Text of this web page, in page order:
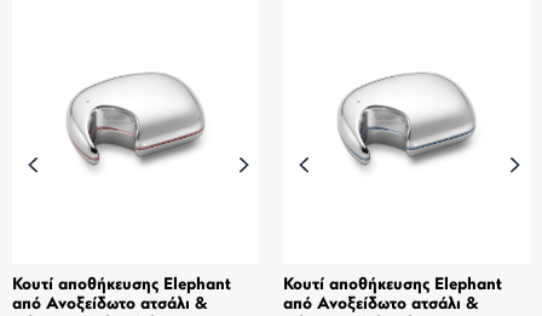
Κουτί αποθήκευσης Elephant
από Ανοξείδωτο ατσάλι &
Κουτί αποθήκευσης Elephant
από Ανοξείδωτο ατσάλι &